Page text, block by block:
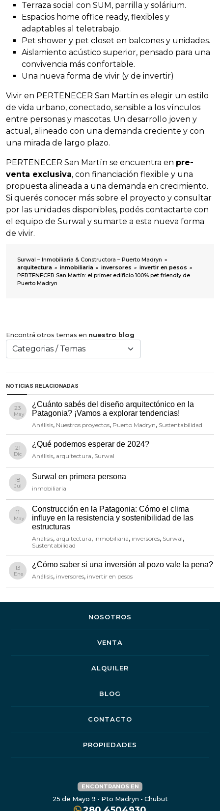
Terraza social con SUM, parrilla y solárium.
Espacios home office ready, flexibles y
adaptables al teletrabajo.
Pet shower y pet closet en balcones y unidades.
Aislamiento acústico superior, pensado para una
convivencia más confortable.
Una nueva forma de vivir (y de invertir)
Vivir en PERTENECER San Martín es elegir un estilo
de vida urbano, conectado, sensible a los vínculos
entre personas y mascotas. Un desarrollo joven y
actual, alineado con una demanda creciente y con
una mirada de largo plazo.
PERTENECER San Martín se encuentra en pre-
venta exclusiva, con financiación flexible y una
propuesta alineada a una demanda en crecimiento.
Si querés conocer más sobre el proyecto y consultar
por las unidades disponibles, podés contactarte con
el equipo de Surwal y sumarte a esta nueva forma
de vivir.
Surwal – Inmobiliaria & Constructora – Puerto Madryn »
arquitectura » inmobiliaria » inversores » invertir en pesos »
PERTENECER San Martín: el primer edificio 100% pet friendly de
Puerto Madryn
Encontrá otros temas en nuestro blog
NOTICIAS RELACIONADAS
23
May
¿Cuánto sabés del diseño arquitectónico en la
Patagonia? ¡Vamos a explorar tendencias!
Análisis, Nuestros proyectos, Puerto Madryn, Sustentabilidad
21
Dic
¿Qué podemos esperar de 2024?
Análisis, arquitectura, Surwal
18
Jul
Surwal en primera persona
inmobiliaria
11
May
Construcción en la Patagonia: Cómo el clima
influye en la resistencia y sostenibilidad de las
estructuras
Análisis, arquitectura, inmobiliaria, inversores, Surwal,
Sustentabilidad
13
Ene
¿Cómo saber si una inversión al pozo vale la pena?
Análisis, inversores, invertir en pesos
NOSOTROS
VENTA
ALQUILER
BLOG
CONTACTO
PROPIEDADES
ENCONTRANOS EN
25 de Mayo 9 - Pto Madryn - Chubut